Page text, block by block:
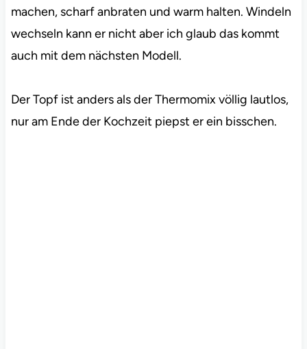
machen, scharf anbraten und warm halten. Windeln
wechseln kann er nicht aber ich glaub das kommt
auch mit dem nächsten Modell.
Der Topf ist anders als der Thermomix völlig lautlos,
nur am Ende der Kochzeit piepst er ein bisschen.